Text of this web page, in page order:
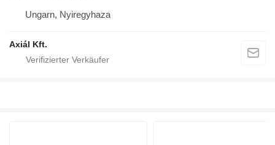
Ungarn, Nyiregyhaza
Axiál Kft.